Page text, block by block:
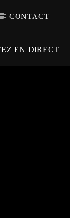
CONTACT
EN DIRECT